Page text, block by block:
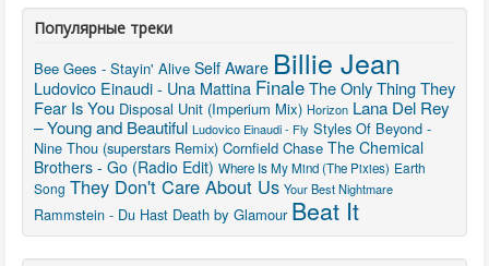
Популярные треки
Bee Gees - Stayin' Alive Self Aware Billie Jean
Ludovico Einaudi - Una Mattina FinaleThe Only Thing They
Fear Is You Disposal Unit (Imperium Mix) Horizon Lana Del Rey
– Young and Beautiful Ludovico Einaudi - Fly Styles Of Beyond -
Nine Thou (superstars Remix) Cornfield Chase The Chemical
Brothers - Go (Radio Edit) Where Is My Mind (The Pixies) Earth
Song They Don't Care About Us Your Best Nightmare
Rammstein - Du Hast Death by Glamour Beat It